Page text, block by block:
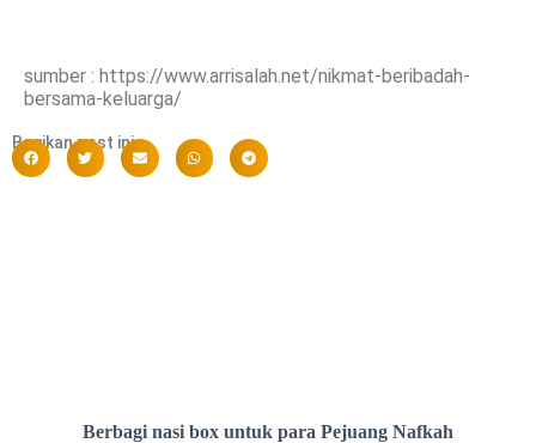
sumber : https://www.arrisalah.net/nikmat-beribadah-
bersama-keluarga/
Bagikan post ini :
Berbagi nasi box untuk para Pejuang Nafkah